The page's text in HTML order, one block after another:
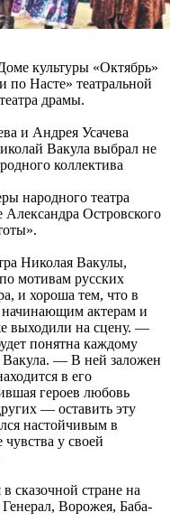
культуры «Октябрь»
по Насте» театральной
драмы.
и Андрея Усачева
Вакула выбрал не
коллектива
народного театра
Александра Островского
Николая Вакулы,
мотивам русских
и хороша тем, что в
актерам и
выходили на сцену. —
понятна каждому
— В ней заложен
в его
героев любовь
— оставить эту
настойчивым в
у своей
сказочной стране на
Ворожея, Баба-